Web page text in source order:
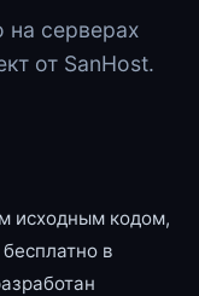
на серверах
от SanHost.
исходным кодом,
в